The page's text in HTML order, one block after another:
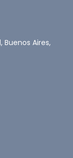
Buenos Aires,